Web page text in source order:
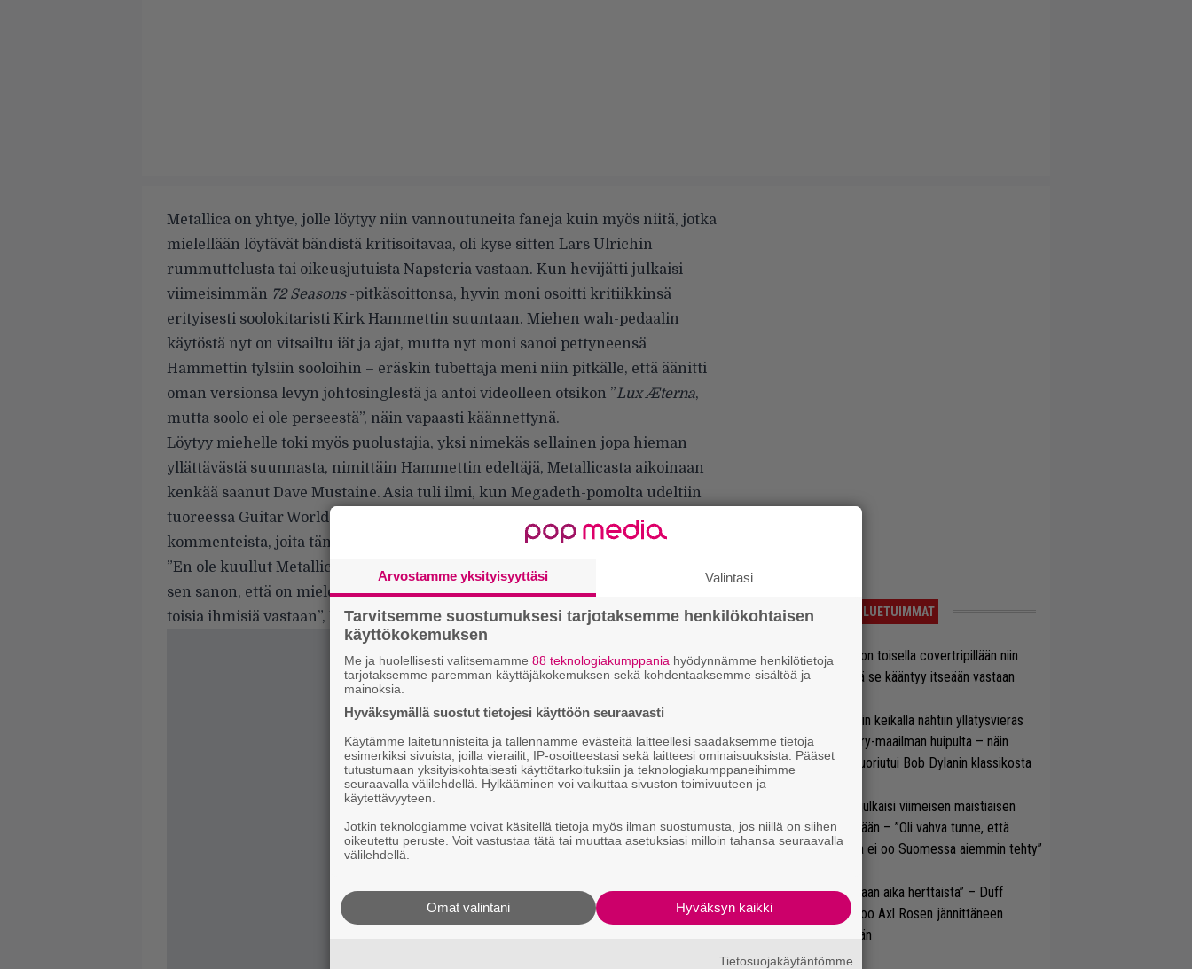
Metallica on yhtye, jolle löytyy niin vannoutuneita faneja kuin myös niitä, jotka
mielellään löytävät bändistä kritisoitavaa, oli kyse sitten Lars Ulrichin
rummuttelusta tai oikeusjutuista Napsteria vastaan. Kun hevijätti julkaisi
viimeisimmän 72 Seasons-pitkäsoittonsa, hyvin moni osoitti kritiikkinsä
erityisesti soolokitaristi Kirk Hammettin suuntaan. Miehen wah-pedaalin
käytöstä nyt on vitsailtu iät ja ajat, mutta nyt moni sanoi pettyneensä
Hammettin tylsiin sooloihin – eräskin tubettaja meni niin pitkälle, että äänitti
oman versionsa levyn johtosinglestä ja antoi videolleen otsikon ”Lux Æterna,
mutta soolo ei ole perseestä”, näin vapaasti käännettynä.
Löytyy miehelle toki myös puolustajia, yksi nimekäs sellainen jopa hieman
yllättävästä suunnasta, nimittäin Hammettin edeltäjä, Metallicasta aikoinaan
kenkää saanut Dave Mustaine. Asia tuli ilmi, kun Megadeth-pomolta udeltiin
tuoreessa Guitar World -lehden haastattelussa
kommenteista, joita tämän vanhasta ”vihollisesta” on viime aikoina heitetty.
”En ole kuullut Metallican uutta levyä, joten en voi kommentoida niitä. Mutta
sen sanon, että on mielestäni on surullista, miten nopeasti jotkut kääntyvät
toisia ihmisiä vastaan”, Mustaine tuumaa.
LUETUIMMAT
Arvio: Saimaa on toisella covertripillään niin
suvereeni, että se kääntyy itseään vastaan
Guns N’ Rosesin keikalla nähtiin yllätysvieras
suoraan country-maailman huipulta – näin
kokoonpano suoriutui Bob Dylanin klassikosta
Marko Annala julkaisi viimeisen maistiaisen
soolodebyytiltään – ”Oli vahva tunne, että
tällaista musaa ei oo Suomessa aiemmin tehty”
”Se oli oikeastaan aika herttaista” – Duff
McKagan kertoo Axl Rosen jännittäneen
AC/DC-pestiään
Arvostamme yksityisyyttäsi Valintasi
Tarvitsemme suostumuksesi tarjotaksemme henkilökohtaisen
käyttökokemuksen
Me ja huolellisesti valitsemamme 88 teknologiakumppania hyödynnämme henkilötietoja
tarjotaksemme paremman käyttäjäkokemuksen sekä kohdentaaksemme sisältöä ja
mainoksia.
Hyväksymällä suostut tietojesi käyttöön seuraavasti
Käytämme laitetunnisteita ja tallennamme evästeitä laitteellesi saadaksemme tietoja
esimerkiksi sivuista, joilla vierailit, IP-osoitteestasi sekä laitteesi ominaisuuksista. Pääset
tutustumaan yksityiskohtaisesti käyttötarkoituksiin ja teknologiakumppaneihimme
seuraavalla välilehdellä. Hylkääminen voi vaikuttaa sivuston toimivuuteen ja
käytettävyyteen.
Jotkin teknologiamme voivat käsitellä tietoja myös ilman suostumusta, jos niillä on siihen
oikeutettu peruste. Voit vastustaa tätä tai muuttaa asetuksiasi milloin tahansa seuraavalla
välilehdellä.
Hyväksyn kaikki
Omat valintani
Tietosuojakäytäntömme